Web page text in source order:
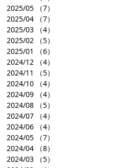
2025/05 （7）
2025/04 （7）
2025/03 （4）
2025/02 （5）
2025/01
（6）
2024/12 （4）
2024/11
（5）
2024/10 （4）
2024/09 （4）
2024/08 （5）
2024/07 （4）
2024/06 （4）
2024/05 （7）
2024/04 （8）
2024/03 （5）